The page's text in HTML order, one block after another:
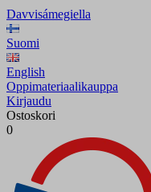
Davvisámegiella
Suomi
English
Oppimateriaalikauppa
Kirjaudu
Ostoskori
0